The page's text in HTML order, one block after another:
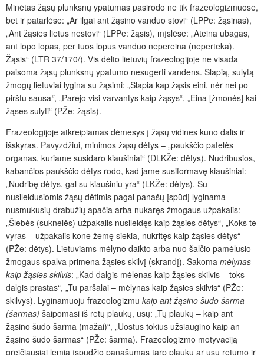
Minėtas žąsų plunksnų ypatumas pasirodo ne tik frazeologizmuose,
bet ir patarlėse: „Ar ilgai ant žąsino vanduo stovi“ (LPPe: žąsinas),
„Ant žąsies lietus nestovi“ (LPPe: žąsis), mįslėse: „Ateina ubagas,
ant lopo lopas, per tuos lopus vanduo nepereina (neperteka).
Žąsis“ (LTR 37/170/). Vis dėlto lietuvių frazeologijoje ne visada
paisoma žąsų plunksnų ypatumo nesugerti vandens. Šlapią, sulytą
žmogų lietuviai lygina su žąsimi: „Šlapia kap žąsis eini, nėr nei po
pirštu sausa“, „Parejo visi varvantys kaip žąsys“, „Eina [žmonės] kai
žąses sulyti“ (PŽe: žąsis).
Frazeologijoje atkreipiamas dėmesys į žąsų vidines kūno dalis ir
išskyras. Pavyzdžiui, minimos žąsų dėtys – „paukščio patelės
organas, kuriame susidaro kiaušiniai“ (DLKŽe: dėtys). Nudribusios,
kabančios paukščio dėtys rodo, kad jame susiformavę kiaušiniai:
„Nudribę dėtys, gal su kiaušiniu yra“ (LKŽe: dėtys). Su
nusileidusiomis žąsų dėtimis pagal panašų įspūdį lyginama
nusmukusių drabužių apačia arba nukaręs žmogaus užpakalis:
„Šlebės (suknelės) užpakalis nusileidęs kaip žąsies dėtys“, „Koks te
vyras – užpakalis kone žemę siekia, nukritęs kaip žąsies dėtys“
(PŽe: dėtys). Lietuviams mėlyno daikto arba nuo šalčio pamėlusio
žmogaus spalva primena žąsies skilvį (skrandį). Sakoma mėlynas
kaip žąsies skilvis: „Kad dalgis mėlenas kaip žąsies skilvis – toks
dalgis prastas“, „Tu paršalai – mėlynas kaip žąsies skilvis“ (PŽe:
skilvys). Lyginamuoju frazeologizmu kaip ant žąsino šūdo šarma
(šarmas) šaipomasi iš retų plaukų, ūsų: „Tų plaukų – kaip ant
žąsino šūdo šarma (mažai)“, „Uostus tokius užsiaugino kaip an
žąsino šūdo šarmas“ (PŽe: šarma). Frazeologizmo motyvaciją
greičiausiai lemia įspūdžio panašumas tarp plaukų ar ūsų retumo ir